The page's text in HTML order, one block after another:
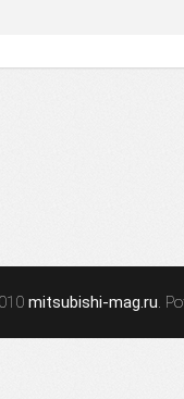
mitsubishi-mag.ru.